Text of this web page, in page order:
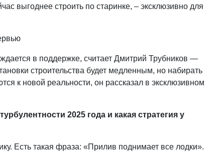
выгоднее строить по старинке, – эксклюзивно для
в поддержке, считает Дмитрий Трубников —
строительства будет медленным, но набирать
к новой реальности, он рассказал в эксклюзивном
2025 года и какая стратегия у
Есть такая фраза: «Прилив поднимает все лодки».